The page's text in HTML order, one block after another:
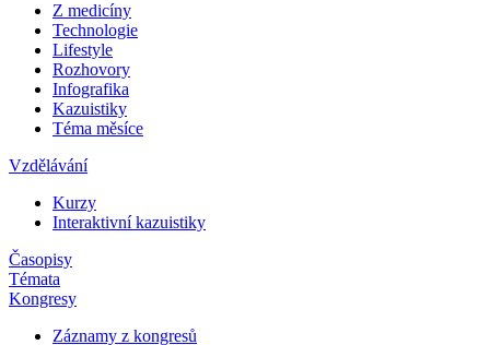
Z medicíny
Technologie
Lifestyle
Rozhovory
Infografika
Kazuistiky
Téma měsíce
Vzdělávání
Kurzy
Interaktivní kazuistiky
Časopisy
Témata
Kongresy
Záznamy z kongresů